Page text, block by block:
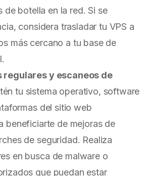
de botella en la red. Si se
considera trasladar tu VPS a
más cercano a tu base de
y escaneos de
tu sistema operativo, software
del sitio web
beneficiarte de mejoras de
de seguridad. Realiza
en busca de malware o
que puedan estar